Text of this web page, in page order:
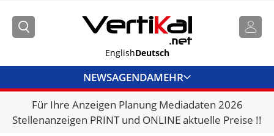
EnglishDeutsch
NEWSAGENDAMEHR
BRANCHENLINKS
VERMIETER
Für Ihre Anzeigen Planung Mediadaten 2026
Stellenanzeigen PRINT und ONLINE aktuelle Preise !!